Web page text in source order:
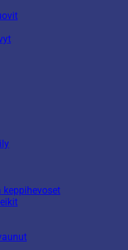
keppihevoset